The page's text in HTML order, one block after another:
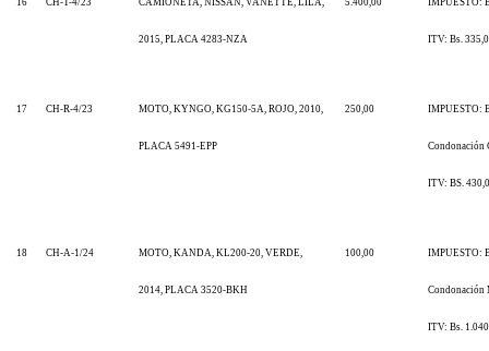
16 CH-T-4/23 CAMIONETA, NISSAN, VANETTE, LILA,
2015, PLACA 4283-NZA
5.400,00 IMPUESTO:
ITV: Bs.
17 CH-R-4/23 MOTO, KYNGO, KG150-5A, ROJO, 2010,
PLACA 5491-EPP
250,00 IMPUESTO:
Condonación
ITV: BS.
18 CH-A-1/24 MOTO, KANDA, KL200-20, VERDE,
2014, PLACA 3520-BKH
100,00 IMPUESTO:
Condonación
ITV: Bs.